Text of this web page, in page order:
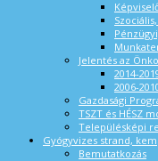
Jelentés az
2014-
2006-
Gazdasági
TSZT és HÉSZ
Településképi
Gyógyvizes strand,
Bemutatkozás